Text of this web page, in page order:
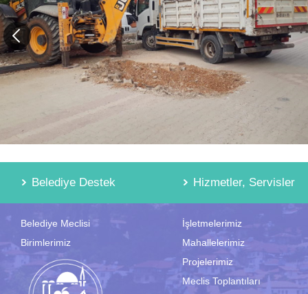
Belediye Destek Hizmetler, Servisler
Belediye Meclisi
Birimlerimiz
İşletmelerimiz
Mahallelerimiz
Projelerimiz
Meclis Toplantıları